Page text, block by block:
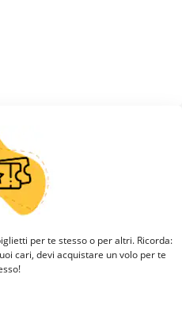
per te stesso o per altri. Ricorda:
cari, devi acquistare un volo per te